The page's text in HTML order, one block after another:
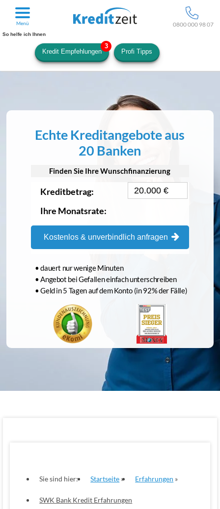
Menü 0800 000 98 07
So helfe ich Ihnen
Kredit Empfehlungen Profi Tipps
Echte Kreditangebote aus
20 Banken
Finden Sie Ihre Wunschfinanzierung
Kreditbetrag:
Ihre Monatsrate:
Kostenlos & unverbindlich anfragen
• dauert nur wenige Minuten
• Angebot bei Gefallen einfach unterschreiben
• Geld in 5 Tagen auf dem Konto (in 92% der Fälle)
Sie sind hier: Startseite Erfahrungen
SWK Bank Kredit Erfahrungen